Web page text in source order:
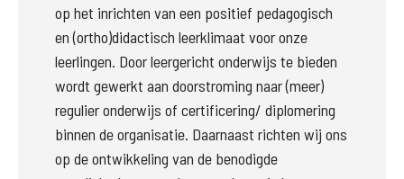
op het inrichten van een positief pedagogisch
en (ortho)didactisch leerklimaat voor onze
leerlingen. Door leergericht onderwijs te bieden
wordt gewerkt aan doorstroming naar (meer)
regulier onderwijs of certificering/ diplomering
binnen de organisatie. Daarnaast richten wij ons
op de ontwikkeling van de benodigde